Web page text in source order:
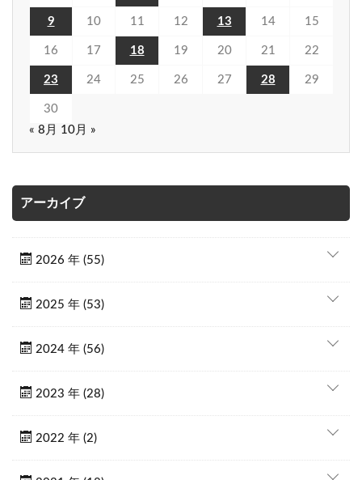
9 10 11 12 13 14 15
16 17 18 19 20 21 22
23 24 25 26 27 28 29
30
« 8月 10月 »
アーカイブ
2026 年 (55)
2025 年 (53)
2024 年 (56)
2023 年 (28)
2022 年 (2)